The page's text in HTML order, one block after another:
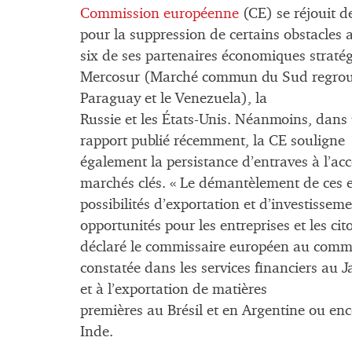
Commission européenne (CE) se réjouit
pour la suppression de certains obstacles
six de ses partenaires économiques
Mercosur (Marché commun du Sud
Paraguay et le Venezuela), la
Russie et les États-Unis. Néanmoins, dans
rapport publié récemment, la CE souligne
également la persistance d’entraves à
marchés clés. « Le démantèlement de ces
possibilités d’exportation et
opportunités pour les entreprises et les
déclaré le commissaire européen au
constatée dans les services financiers au
et à l’exportation de matières
premières au Brésil et en Argentine ou
Inde.